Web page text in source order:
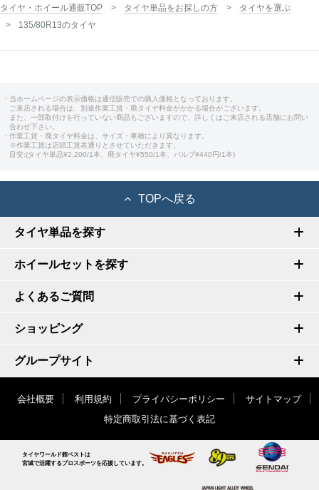
タイヤ・ホイール通販TOP タイヤ単品をお探しの方
タイヤを選ぶ
135/80R13のタイヤ
・当ホームページの表示価格は通信販売での購入価格となっております。
ご来店される場合は、別途作業工賃・廃タイヤ料金がかかる場合がございます。
また、一部取付けを行っていない商品もございますので、詳しくはご来店される店舗にお問い
合わせ下さい。
・作業工賃・廃タイヤ料金は、サイズ・車種により異なります。
※作業工賃は店頭工賃表通りとさせていただきます。
目安:(タイヤ単品¥2,200/1本、廃タイヤ¥550/1本、バルブ¥440円/1本)
TOPへ戻る
タイヤ単品を探す
ホイールセットを探す
よくあるご質問
ショッピング
グループサイト
会社概要 利用規約 プライバシーポリシー
サイトマップ
特定商取引法に基づく表記
タイヤワールド館ベストは
宮城で活躍するプロスポーツを応援しています。